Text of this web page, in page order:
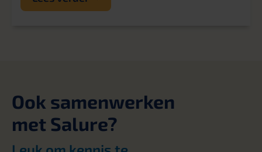
Ook samenwerken
met Salure?